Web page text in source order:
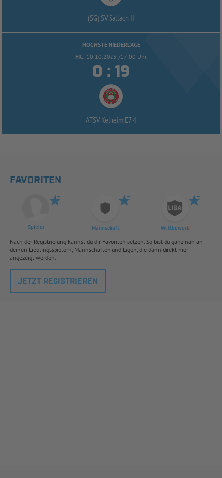
(SG) SV Sallach II
HÖCHSTE NIEDERLAGE
FR.. 10.10.2025 /17:00 Uhr
 : 
ATSV Kelheim E7 4
FAVORITEN
Spieler Mannschaft Wettbewerb
Nach der Registrierung kannst du dir Favoriten setzen. So bist du ganz nah an
deinen Lieblingsspielern, Mannschaften und Ligen, die dann direkt hier
angezeigt werden.
JETZT REGISTRIEREN